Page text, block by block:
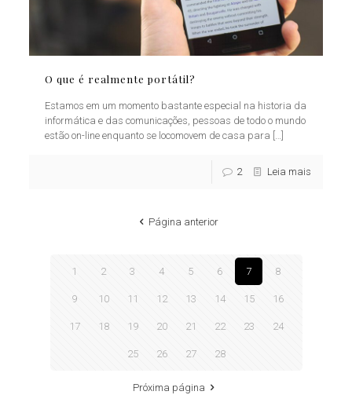
O que é realmente portátil?
Estamos em um momento bastante especial na historia da
informática e das comunicações, pessoas de todo o mundo
estão on-line enquanto se locomovem de casa para
2 Leia mais
Página anterior
1 2 3 4 5 6 7 8
9 10 11 12 13 14 15 16
17 18 19 20 21 22 23 24
25 26 27 28
Próxima página